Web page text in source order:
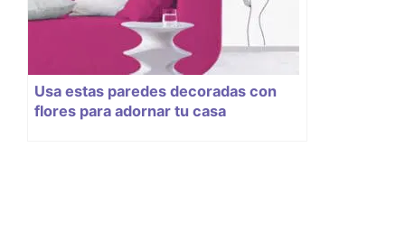
Usa estas paredes decoradas con
flores para adornar tu casa